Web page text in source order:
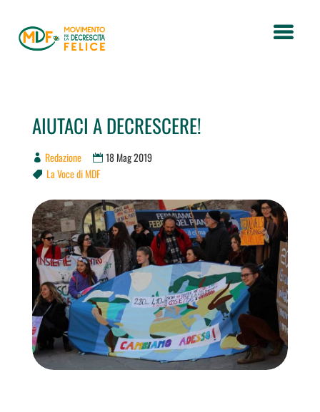
AIUTACI A DECRESCERE!
Redazione 18 Mag 2019
 La Voce di MDF